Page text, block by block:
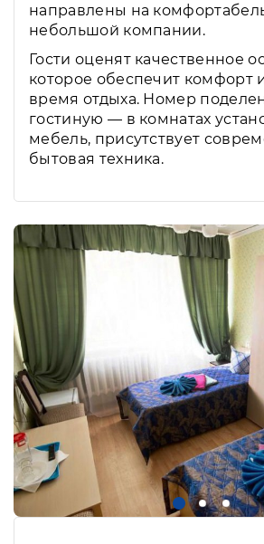
направлены на
небольшой компании.
Гости оценят качественное
которое обеспечит комфорт
время отдыха. Номер
гостиную — в комнатах
мебель, присутствует
бытовая техника.